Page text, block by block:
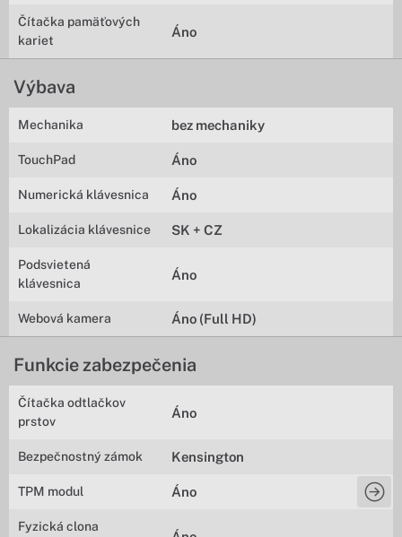
Čítačka pamäťových
kariet
Áno
Výbava
Mechanika bez mechaniky
TouchPad Áno
Numerická klávesnica Áno
Lokalizácia klávesnice SK + CZ
Podsvietená
klávesnica
Áno
Webová kamera Áno (Full HD)
Funkcie zabezpečenia
Čítačka odtlačkov
prstov
Áno
Bezpečnostný zámok Kensington
TPM modul Áno
Fyzická clona